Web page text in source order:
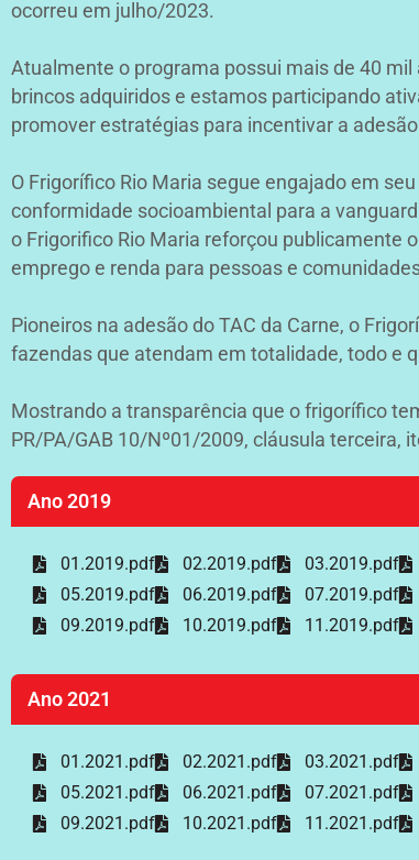
ocorreu em julho/2023.
Atualmente o programa possui mais de 40
brincos adquiridos e estamos participando
promover estratégias para incentivar a
O Frigorífico Rio Maria segue engajado em
conformidade socioambiental para a
o Frigorifico Rio Maria reforçou publicamente
emprego e renda para pessoas e
Pioneiros na adesão do TAC da Carne, o
fazendas que atendam em totalidade, todo e
Mostrando a transparência que o frigorífico
PR/PA/GAB 10/Nº01/2009, cláusula terceira,
Ano 2019
01.2019.pdf 02.2019.pdf 03.2019.pdf
05.2019.pdf
06.2019.pdf 07.2019.pdf
09.2019.pdf
10.2019.pdf 11.2019.pdf
Ano 2021
01.2021.pdf 02.2021.pdf 03.2021.pdf
05.2021.pdf
06.2021.pdf 07.2021.pdf
09.2021.pdf
10.2021.pdf 11.2021.pdf